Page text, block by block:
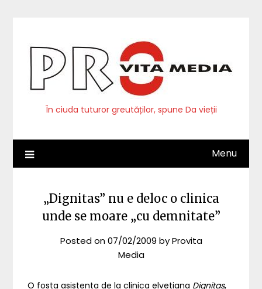
În ciuda tuturor greutăților, spune Da vieții
Menu
„Dignitas” nu e deloc o clinica
unde se moare „cu demnitate”
Posted on07/02/2009 byProvita
Media
O fosta asistenta de la clinica elvetiana Dignitas,